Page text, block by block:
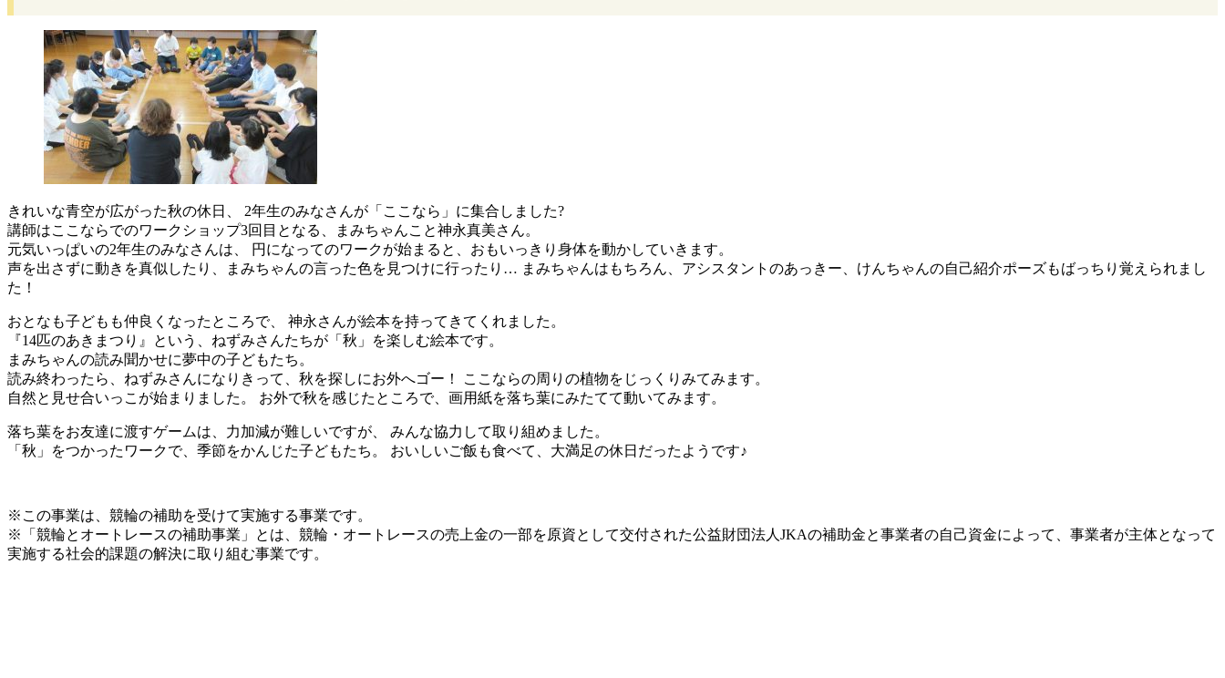
きれいな青空が広がった秋の休日、 2年生のみなさんが「ここなら」に集合しました?
講師はここならでのワークショップ3回目となる、まみちゃんこと神永真美さん。
元気いっぱいの2年生のみなさんは、 円になってのワークが始まると、おもいっきり身体を動かしていきます。
声を出さずに動きを真似したり、まみちゃんの言った色を見つけに行ったり… まみちゃんはもちろん、アシスタントのあっきー、けんちゃんの自己紹介ポーズもばっちり覚えられまし
た！
おとなも子どもも仲良くなったところで、 神永さんが絵本を持ってきてくれました。
『14匹のあきまつり』という、ねずみさんたちが「秋」を楽しむ絵本です。
まみちゃんの読み聞かせに夢中の子どもたち。
読み終わったら、ねずみさんになりきって、秋を探しにお外へゴー！ ここならの周りの植物をじっくりみてみます。
自然と見せ合いっこが始まりました。 お外で秋を感じたところで、画用紙を落ち葉にみたてて動いてみます。
落ち葉をお友達に渡すゲームは、力加減が難しいですが、 みんな協力して取り組めました。
「秋」をつかったワークで、季節をかんじた子どもたち。 おいしいご飯も食べて、大満足の休日だったようです♪
※この事業は、競輪の補助を受けて実施する事業です。
※「競輪とオートレースの補助事業」とは、競輪・オートレースの売上金の一部を原資として交付された公益財団法人JKAの補助金と事業者の自己資金によって、事業者が主体となって
実施する社会的課題の解決に取り組む事業です。